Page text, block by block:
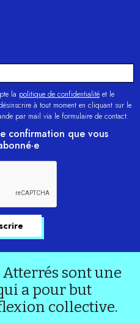
la politique de confidentialité et le
à tout moment en cliquant sur le
par mail via le formulaire de contact.
confirmation que vous
sont une
a pour but
collective.